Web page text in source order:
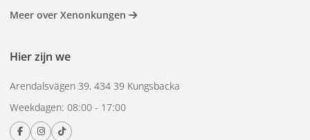
Compleet en flexibel - bevat alles wat je nodig hebt voor
Veilig en hoge capaciteit - met 60 A zekeringhouder en 80
kortsluiting.
Geschikt voor zowel kleine als grote
verlichtingsinstallaties met een maximaal vermogen van
Meer over Xenonkungen
Hier zijn we
Arendalsvägen 39, 434 39 Kungsbacka
Weekdagen: 08:00 - 17:00